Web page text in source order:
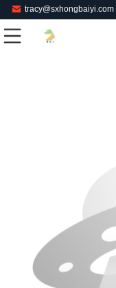
tracy@sxhongbaiyi.com